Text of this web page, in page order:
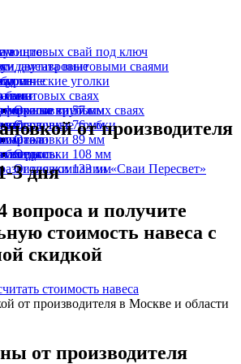
мм
мм
мм
мм
мм
двутавровые
уголки
Оголовки 57 мм
Оголовки 76 мм
Оголовки 89 мм
Оголовки 108 мм
Оголовки 133 мм
трубы
трубки
дома
бани
террасы
забора
гаража
беседки
винтовых свай под ключ
винтовыми сваями
винтовых сваях
на винтовых сваях
вопросы
компании «Сваи Пересвет»
от производителя
3 дня
вопроса и получите
стоимость навеса с
скидкой
стоимость навеса
от производителя